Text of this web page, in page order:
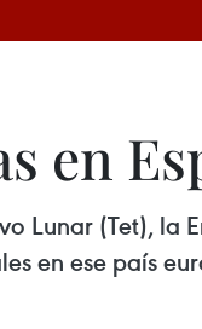
en
Lunar (Tet), la
en ese país